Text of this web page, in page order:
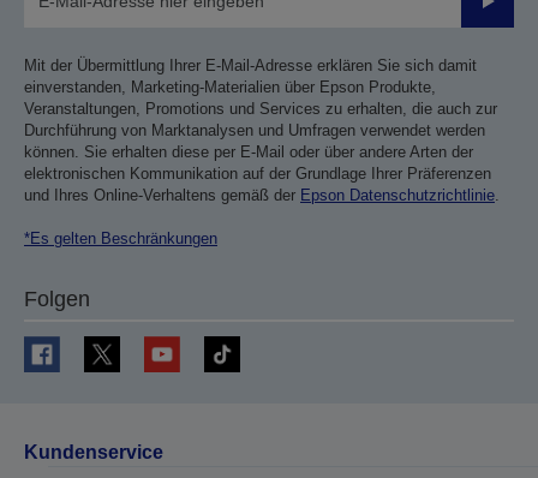
Mit der Übermittlung Ihrer E-Mail-Adresse erklären Sie sich damit
einverstanden, Marketing-Materialien über Epson Produkte,
Veranstaltungen, Promotions und Services zu erhalten, die auch zur
Durchführung von Marktanalysen und Umfragen verwendet werden
können. Sie erhalten diese per E-Mail oder über andere Arten der
elektronischen Kommunikation auf der Grundlage Ihrer Präferenzen
und Ihres Online-Verhaltens gemäß der Epson Datenschutzrichtlinie.
*Es gelten Beschränkungen
Folgen
Kundenservice